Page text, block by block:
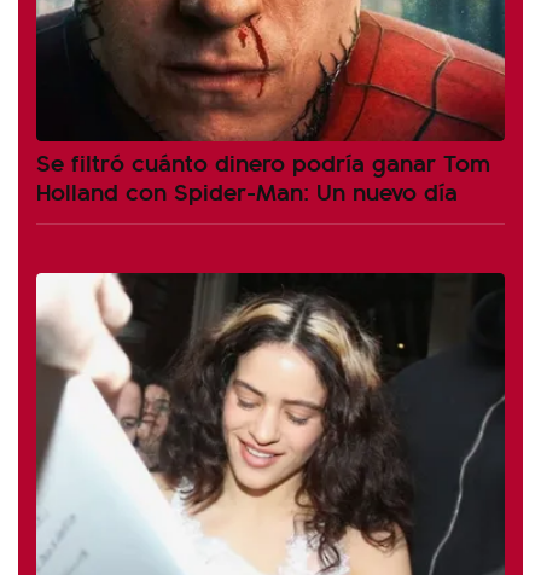
Se filtró cuánto dinero podría ganar Tom
Holland con Spider-Man: Un nuevo día